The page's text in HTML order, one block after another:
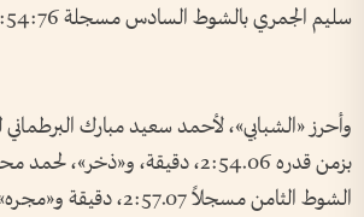
سليم الجمري بالشوط السادس مسجلة 2:54:76 دقيقة.
وأحرز «الشبابي»، لأحمد سعيد مبارك
بزمن قدره 2:54.06، دقيقة،
الشوط الثامن مسجلاً